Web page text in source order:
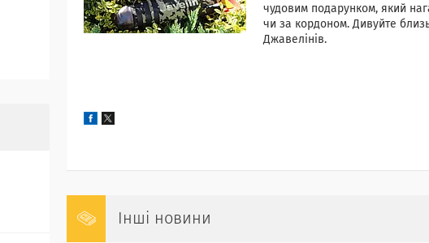
чудовим подарунком, який
чи за кордоном. Дивуйте
Джавелінів.
Інші новини